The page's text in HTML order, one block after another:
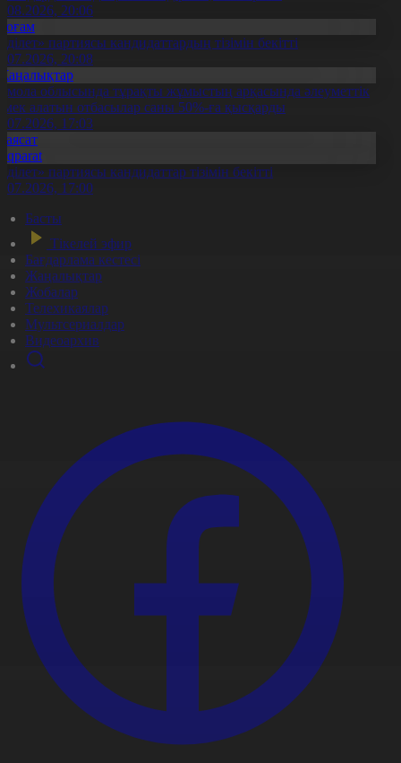
20:06
партиясы кандидаттардың тізімін бекітті
20:08
облысында тұрақты жұмыстың арқасында әлеуметтік
алатын отбасылар саны 50%-ға қысқарды
17:03
партиясы кандидаттар тізімін бекітті
17:00
Басты
Тікелей эфир
Бағдарлама кестесі
Жаңалықтар
Жобалар
Телехикаялар
Мультсериалдар
Видеоархив